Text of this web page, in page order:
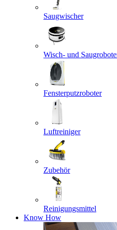
Saugwischer
Wisch- und
Fensterputzroboter
Luftreiniger
Zubehör
Reinigungsmittel
Know How